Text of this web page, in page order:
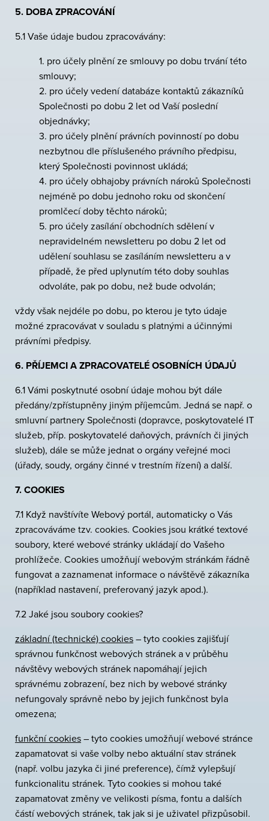
5. DOBA ZPRACOVÁNÍ
5.1 Vaše údaje budou zpracovávány:
1. pro účely plnění ze smlouvy po dobu trvání této
smlouvy;
2. pro účely vedení databáze kontaktů zákazníků
Společnosti po dobu 2 let od Vaší poslední
objednávky;
3. pro účely plnění právních povinností po dobu
nezbytnou dle příslušeného právního předpisu,
který Společnosti povinnost ukládá;
4. pro účely obhajoby právních nároků Společnosti
nejméně po dobu jednoho roku od skončení
promlčecí doby těchto nároků;
5. pro účely zasílání obchodních sdělení v
nepravidelném newsletteru po dobu 2 let od
udělení souhlasu se zasíláním newsletteru a v
případě, že před uplynutím této doby souhlas
odvoláte, pak po dobu, než bude odvolán;
vždy však nejdéle po dobu, po kterou je tyto údaje
možné zpracovávat v souladu s platnými a účinnými
právními předpisy.
6. PŘÍJEMCI A ZPRACOVATELÉ OSOBNÍCH ÚDAJŮ
6.1 Vámi poskytnuté osobní údaje mohou být dále
předány/zpřístupněny jiným příjemcům. Jedná se např. o
smluvní partnery Společnosti (dopravce, poskytovatelé IT
služeb, příp. poskytovatelé daňových, právních či jiných
služeb), dále se může jednat o orgány veřejné moci
(úřady, soudy, orgány činné v trestním řízení) a další.
7. COOKIES
7.1 Když navštívíte Webový portál, automaticky o Vás
zpracováváme tzv. cookies. Cookies jsou krátké textové
soubory, které webové stránky ukládají do Vašeho
prohlížeče. Cookies umožňují webovým stránkám řádně
fungovat a zaznamenat informace o návštěvě zákazníka
(například nastavení, preferovaný jazyk apod.).
7.2 Jaké jsou soubory cookies?
základní (technické) cookies– tyto cookies zajišťují
správnou funkčnost webových stránek a v průběhu
návštěvy webových stránek napomáhají jejich
správnému zobrazení, bez nich by webové stránky
nefungovaly správně nebo by jejich funkčnost byla
omezena;
funkční cookies– tyto cookies umožňují webové stránce
zapamatovat si vaše volby nebo aktuální stav stránek
(např. volbu jazyka či jiné preference), čímž vylepšují
funkcionalitu stránek. Tyto cookies si mohou také
zapamatovat změny ve velikosti písma, fontu a dalších
částí webových stránek, tak jak si je uživatel přizpůsobil.